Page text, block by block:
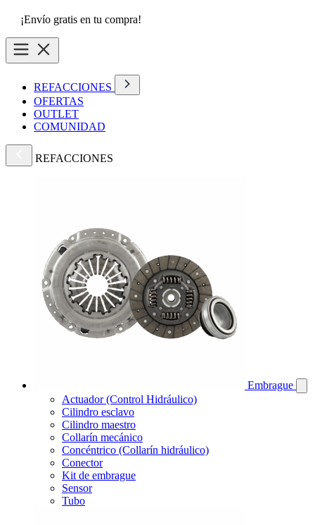
¡Envío gratis en tu compra!
REFACCIONES
OFERTAS
OUTLET
COMUNIDAD
REFACCIONES
Embrague
Actuador (Control Hidráulico)
Cilindro esclavo
Cilindro maestro
Collarín mecánico
Concéntrico (Collarín hidráulico)
Conector
Kit de embrague
Sensor
Tubo